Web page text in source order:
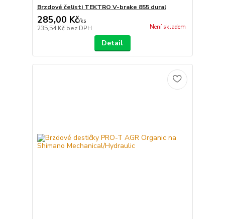
Brzdové čelisti TEKTRO V-brake 855 dural
285,00 Kč/ks
235,54 Kč bez DPH Není skladem
Detail